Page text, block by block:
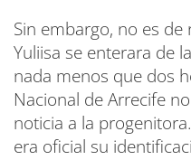
Sin embargo, no es
Yuliisa se enterara de
nada menos que dos
Nacional de Arrecife
noticia a la
era oficial su